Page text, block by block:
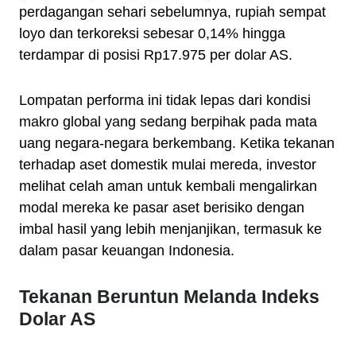
perdagangan sehari sebelumnya, rupiah sempat
loyo dan terkoreksi sebesar 0,14% hingga
terdampar di posisi Rp17.975 per dolar AS.
Lompatan performa ini tidak lepas dari kondisi
makro global yang sedang berpihak pada mata
uang negara-negara berkembang. Ketika tekanan
terhadap aset domestik mulai mereda, investor
melihat celah aman untuk kembali mengalirkan
modal mereka ke pasar aset berisiko dengan
imbal hasil yang lebih menjanjikan, termasuk ke
dalam pasar keuangan Indonesia.
Tekanan Beruntun Melanda Indeks
Dolar AS